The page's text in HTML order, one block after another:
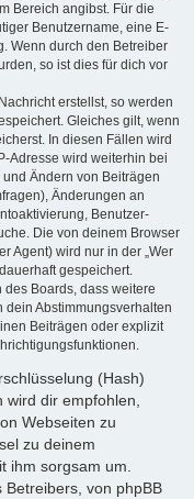
Bereich angibst. Für die
Benutzername, eine E-
Wenn durch den Betreiber
so ist dies für dich vor
erstellst, so werden
Gleiches gilt, wenn
In diesen Fällen wird
Adresse wird weiterhin bei
Ändern von Beiträgen
Änderungen an
Benutzer-
Die von deinem Browser
Agent) wird nur in der „Wer
gespeichert.
Boards, dass weitere
dein Abstimmungsverhalten
Beiträgen oder explizit
(Hash)
dir empfohlen,
Webseiten zu
zu deinem
ihm sorgsam um.
Betreibers, von phpBB